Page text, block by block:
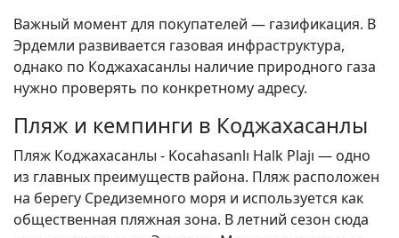
Важный момент для покупателей — газификация. В
Эрдемли развивается газовая инфраструктура,
однако по Коджахасанлы наличие природного газа
нужно проверять по конкретному адресу.
Пляж и кемпинги в Коджахасанлы
Пляж Коджахасанлы - Kocahasanlı Halk Plajı — одно
из главных преимуществ района. Пляж расположен
на берегу Средиземного моря и используется как
общественная пляжная зона. В летний сезон сюда